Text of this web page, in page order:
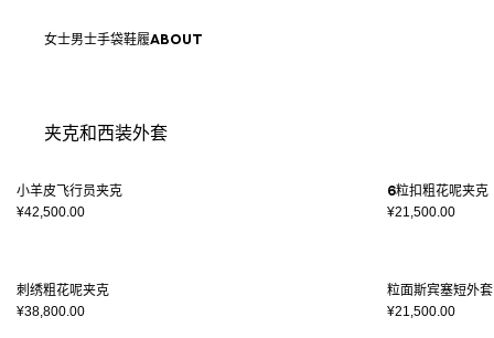
女士男士手袋鞋履ABOUT
夹克和西装外套
小羊皮飞行员夹克
¥42,500.00
6粒扣粗花呢夹克
¥21,500.00
刺绣粗花呢夹克
¥38,800.00
粒面斯宾塞短外套
¥21,500.00